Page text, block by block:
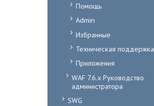
Помощь
Admin
Избранные
Техническая поддержка
Приложения
WAF 7.6.x Руководство
администратора
SWG